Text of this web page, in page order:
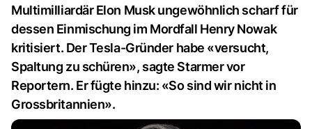
Multimilliardär Elon Musk ungewöhnlich scharf für
dessen Einmischung im Mordfall Henry Nowak
kritisiert. Der Tesla-Gründer habe «versucht,
Spaltung zu schüren», sagte Starmer vor
Reportern. Er fügte hinzu: «So sind wir nicht in
Grossbritannien».